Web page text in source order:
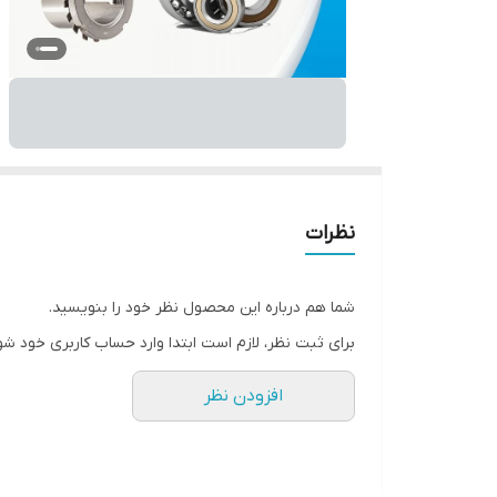
نظرات
شما هم درباره این محصول نظر خود را بنویسید.
برای ثبت نظر، لازم است ابتدا وارد حساب کاربری خود
افزودن نظر